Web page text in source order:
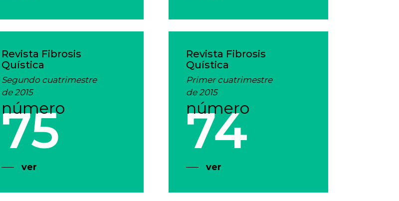
Revista Fibrosis
Quística
Segundo cuatrimestre
de 2015
número
75
ver
Revista Fibrosis
Quística
Primer cuatrimestre
de 2015
número
74
ver